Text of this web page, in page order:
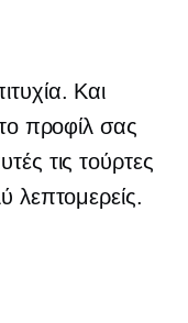
Και
προφίλ σας
τις τούρτες
λεπτομερείς.